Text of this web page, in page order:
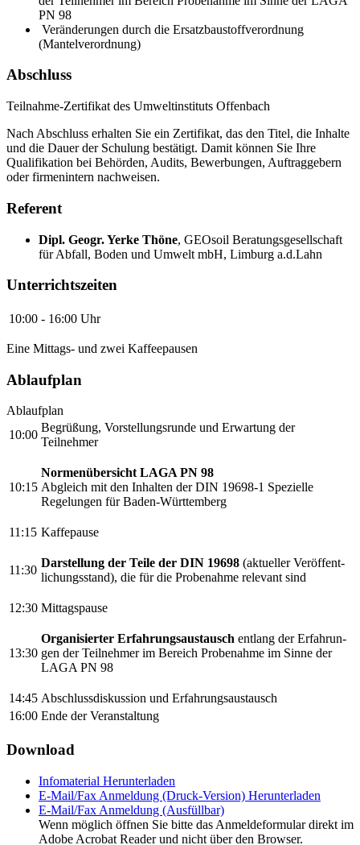
PN 98
Veränderungen durch die Ersatzbaustoffverordnung
(Mantelverordnung)
Abschluss
Teilnahme-Zertifikat des Umweltinstituts Offenbach
Nach Abschluss erhalten Sie ein Zertifikat, das den Titel, die Inhalte
und die Dauer der Schulung bestätigt. Damit können Sie Ihre
Qualifikation bei Behörden, Audits, Bewerbungen, Auftraggebern
oder firmenintern nachweisen.
Referent
Dipl. Geogr. Yerke Thöne, GEOsoil Beratungsgesellschaft
für Abfall, Boden und Umwelt mbH, Limburg a.d.Lahn
Unterrichtszeiten
10:00 - 16:00 Uhr
Eine Mittags- und zwei Kaffeepausen
Ablaufplan
Ablaufplan
10:00
Begrüßung, Vorstellungsrunde und Erwartung der
Teilnehmer
10:15
Normenübersicht LAGA PN 98
Abgleich mit den Inhalten der DIN 19698-1 Spezielle
Regelungen für Baden-Württemberg
11:15 Kaffepause
11:30
Darstellung der Teile der DIN 19698 (aktueller Veröffent-
lichungsstand), die für die Probenahme relevant sind
12:30 Mittagspause
13:30
Organisierter Erfahrungsaustausch entlang der Erfahrun-
gen der Teilnehmer im Bereich Probenahme im Sinne der
LAGA PN 98
14:45 Abschlussdiskussion und Erfahrungsaustausch
16:00 Ende der Veranstaltung
Download
Infomaterial Herunterladen
E-Mail/Fax Anmeldung (Druck-Version) Herunterladen
E-Mail/Fax Anmeldung (Ausfüllbar)
Wenn möglich öffnen Sie bitte das Anmeldeformular direkt im
Adobe Acrobat Reader und nicht über den Browser.